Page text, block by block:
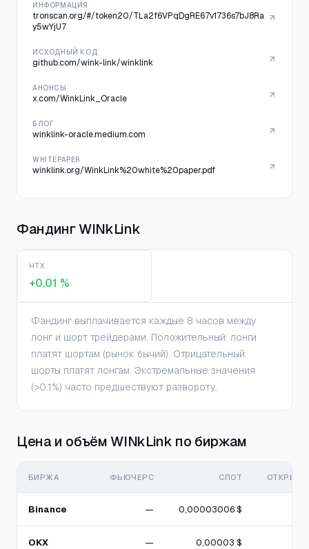
ИНФОРМАЦИЯ
tronscan.org/#/token20/TLa2f6VPqDgRE67v1736s7bJ8Ra
y5wYjU7
ИСХОДНЫЙ КОД
github.com/wink-link/winklink
АНОНСЫ
x.com/WinkLink_Oracle
БЛОГ
winklink-oracle.medium.com
WHITEPAPER
winklink.org/WinkLink%20white%20paper.pdf
Фандинг WINkLink
HTX
+0,01 %
Фандинг выплачивается каждые 8 часов между
лонг и шорт трейдерами. Положительный: лонги
платят шортам (рынок бычий). Отрицательный:
шорты платят лонгам. Экстремальные значения
(>0.1%) часто предшествуют развороту.
Цена и объём WINkLink по биржам
БИРЖА ФЬЮЧЕРС СПОТ
Binance — 0,00003006 $
OKX — 0,00003 $